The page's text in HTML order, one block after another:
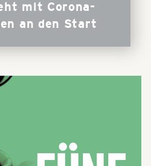
mit Corona-
an den Start